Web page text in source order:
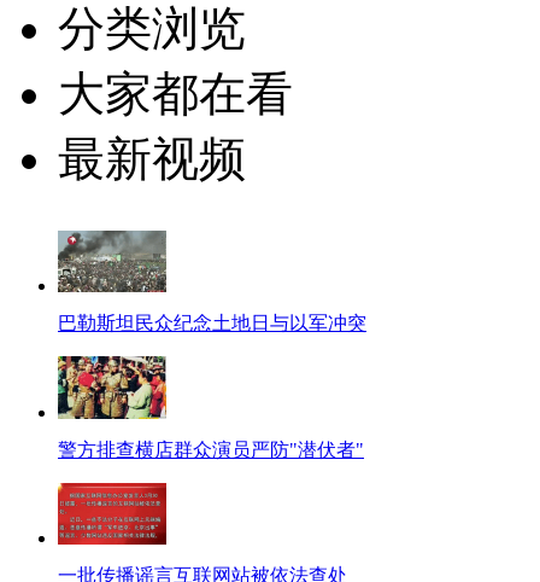
分类浏览
大家都在看
最新视频
巴勒斯坦民众纪念土地日与以军冲突
警方排查横店群众演员严防"潜伏者"
一批传播谣言互联网站被依法查处